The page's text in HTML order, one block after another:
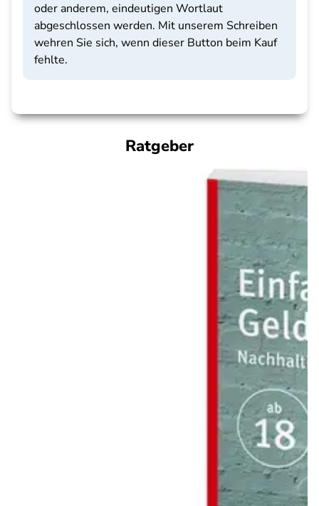
oder anderem, eindeutigen Wortlaut
abgeschlossen werden. Mit unserem Schreiben
wehren Sie sich, wenn dieser Button beim Kauf
fehlte.
Ratgeber